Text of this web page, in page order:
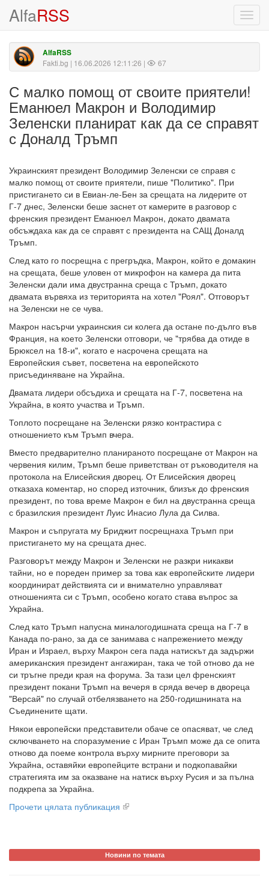
AlfaRSS
AlfaRSS
Fakti.bg | 16.06.2026 12:11:26 | 67
С малко помощ от своите приятели!
Еманюел Макрон и Володимир
Зеленски планират как да се справят
с Доналд Тръмп
Украинският президент Володимир Зеленски се справя с
малко помощ от своите приятели, пише "Политико". При
пристигането си в Евиан-ле-Бен за срещата на лидерите от
Г-7 днес, Зеленски беше заснет от камерите в разговор с
френския президент Еманюел Макрон, докато двамата
обсъждаха как да се справят с президента на САЩ Доналд
Тръмп.
След като го посрещна с прегръдка, Макрон, който е домакин
на срещата, беше уловен от микрофон на камера да пита
Зеленски дали има двустранна среща с Тръмп, докато
двамата вървяха из територията на хотел "Роял". Отговорът
на Зеленски не се чува.
Макрон насърчи украинския си колега да остане по-дълго във
Франция, на което Зеленски отговори, че "трябва да отиде в
Брюксел на 18-и", когато е насрочена срещата на
Европейския съвет, посветена на европейското
присъединяване на Украйна.
Двамата лидери обсъдиха и срещата на Г-7, посветена на
Украйна, в която участва и Тръмп.
Топлото посрещане на Зеленски рязко контрастира с
отношението към Тръмп вчера.
Вместо предварително планираното посрещане от Макрон на
червения килим, Тръмп беше приветстван от ръководителя на
протокола на Елисейския дворец. От Елисейския дворец
отказаха коментар, но според източник, близък до френския
президент, по това време Макрон е бил на двустранна среща
с бразилския президент Луис Инасио Лула да Силва.
Макрон и съпругата му Бриджит посрещнаха Тръмп при
пристигането му на срещата днес.
Разговорът между Макрон и Зеленски не разкри никакви
тайни, но е пореден пример за това как европейските лидери
координират действията си и внимателно управляват
отношенията си с Тръмп, особено когато става въпрос за
Украйна.
След като Тръмп напусна миналогодишната среща на Г-7 в
Канада по-рано, за да се занимава с напрежението между
Иран и Израел, върху Макрон сега пада натискът да задържи
американския президент ангажиран, така че той отново да не
си тръгне преди края на форума. За тази цел френският
президент покани Тръмп на вечеря в сряда вечер в двореца
"Версай" по случай отбелязването на 250-годишнината на
Съединените щати.
Някои европейски представители обаче се опасяват, че след
сключването на споразумение с Иран Тръмп може да се опита
отново да поеме контрола върху мирните преговори за
Украйна, оставяйки европейците встрани и подкопавайки
стратегията им за оказване на натиск върху Русия и за пълна
подкрепа за Украйна.
Прочети цялата публикация
Новини по темата